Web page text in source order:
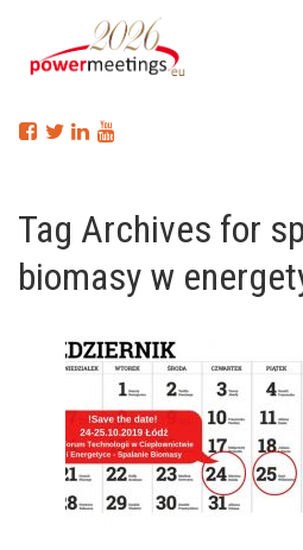
Tag Archives for
biomasy w